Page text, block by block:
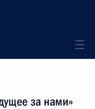
за нами»